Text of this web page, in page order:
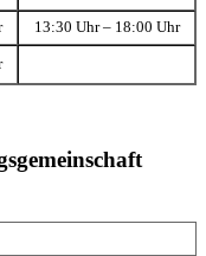
13:30 Uhr – 18:00 Uhr